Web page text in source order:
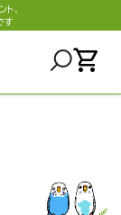
、
す
shopping_cart